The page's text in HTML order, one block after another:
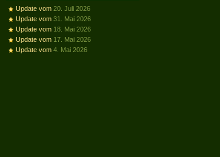
Update vom 20. Juli 2026
Update vom 31. Mai 2026
Update vom 18. Mai 2026
Update vom 17. Mai 2026
Update vom 4. Mai 2026